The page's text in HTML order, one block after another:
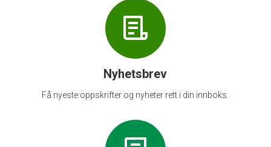
Nyhetsbrev
Få nyeste oppskrifter og nyheter rett i din innboks.